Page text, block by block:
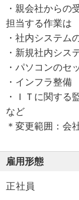
・親会社からの
担当する作業は
・社内システム
・新規社内シス
・パソコンのセ
・インフラ整備
・ＩＴに関する
など
＊変更範囲：会
雇用形態
正社員